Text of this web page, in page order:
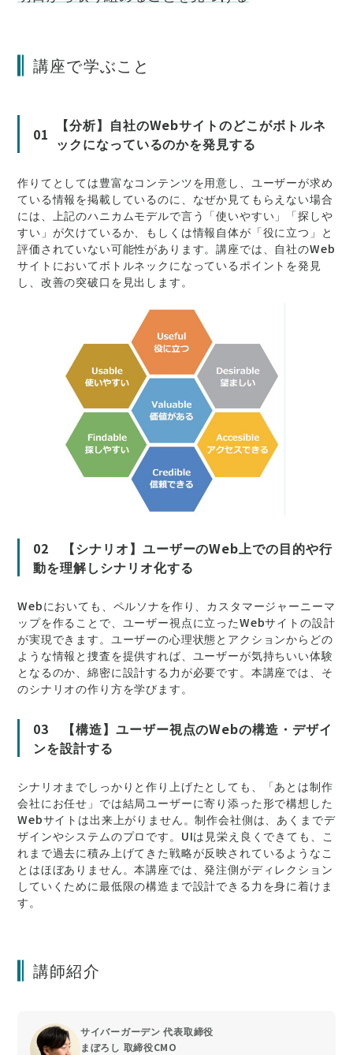
講座で学ぶこと
01
【分析】自社のWebサイトのどこがボトルネ
ックになっているのかを発見する
作りてとしては豊富なコンテンツを用意し、ユーザーが求め
ている情報を掲載しているのに、なぜか見てもらえない場合
には、上記のハニカムモデルで言う「使いやすい」「探しや
すい」が欠けているか、もしくは情報自体が「役に立つ」と
評価されていない可能性があります。講座では、自社のWeb
サイトにおいてボトルネックになっているポイントを発見
し、改善の突破口を見出します。
02 【シナリオ】ユーザーのWeb上での目的や行
動を理解しシナリオ化する
Webにおいても、ペルソナを作り、カスタマージャーニーマ
ップを作ることで、ユーザー視点に立ったWebサイトの設計
が実現できます。ユーザーの心理状態とアクションからどの
ような情報と捜査を提供すれば、ユーザーが気持ちいい体験
となるのか、綿密に設計する力が必要です。本講座では、そ
のシナリオの作り方を学びます。
03 【構造】ユーザー視点のWebの構造・デザイ
ンを設計する
シナリオまでしっかりと作り上げたとしても、「あとは制作
会社にお任せ」では結局ユーザーに寄り添った形で構想した
Webサイトは出来上がりません。制作会社側は、あくまでデ
ザインやシステムのプロです。UIは見栄え良くできても、こ
れまで過去に積み上げてきた戦略が反映されているようなこ
とはほぼありません。本講座では、発注側がディレクション
していくために最低限の構造まで設計できる力を身に着けま
す。
講師紹介
サイバーガーデン 代表取締役
まぼろし 取締役CMO